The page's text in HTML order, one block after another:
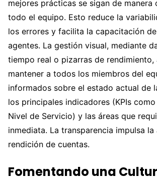
mejores prácticas se sigan de manera
todo el equipo. Esto reduce la
los errores y facilita la capacitación
agentes. La gestión visual, mediante
tiempo real o pizarras de rendimiento,
mantener a todos los miembros del
informados sobre el estado actual de
los principales indicadores (KPIs como
Nivel de Servicio) y las áreas que
inmediata. La transparencia impulsa
rendición de cuentas.
Fomentando una